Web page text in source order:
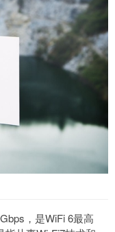
，是WiFi 6最高